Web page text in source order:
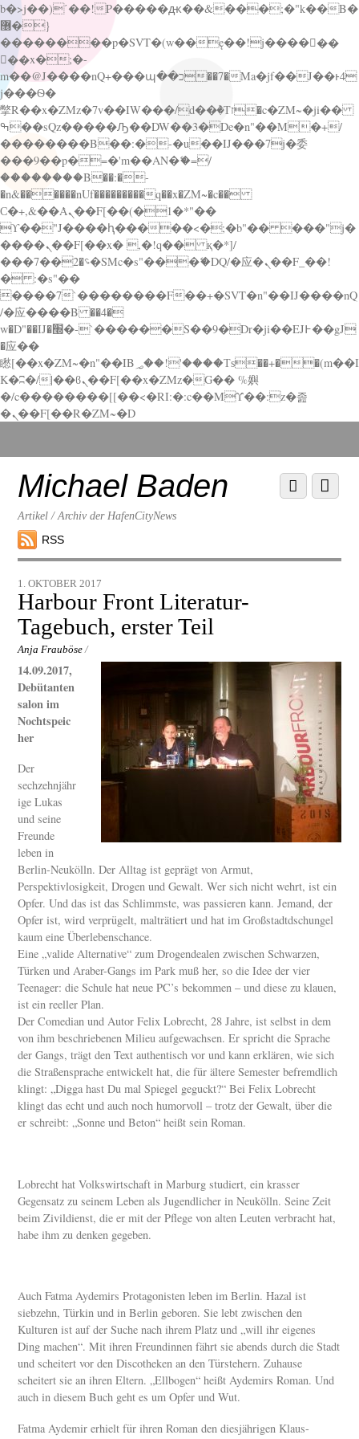
b�>j��)΄��!P�����ԫ��&���;�"k��B�
޶�}
��������p�SVT�(w��ę��!j������
��x�;�-
m��@J����nQ+���պ��כ��7�Ma�jf��J��ͱ4
j���Ѳ�
撆R��x�ZMz�7v��IW���/d��ٞ�Тז�c�ZM~�ji��
ߒ��sQz�����Ԡ��DW��3�De�n"��M�+/
��������B��:�-�u��IJ���7j�委
���9��p�=�'m��AN�ޭ�=/
��������B��:�-
�n&������nUf���������q��x�ZM~�c��
Ϲ�+,&��Ὰܢ��F[��(�1�*"��
ϒ��"J����ԧ�����<�;�b"�� ���"j�
����ܢ��F[��x� ,�!q�� қ�*]/
���؝�2��7�SMc�s"���ޭ�DQ/�应�ܢ��F_��!
� :�s"��
����7`��������F��+�SVT�n"��IJ����nQ
/�应����B ��4�
w�D"��IJ�׭�-`������S��9�Dr�ji��EJ߅��gJ
�应��
矁[��x�ZM~�n"��IB؃��!'����Тѕ��+��(m��I
K�ʭ�/|��ϐܢ��F[��x�ZMz�G�� %嬩
�/c��������[[��<�RI:�:c��MΎ��:z�졾
�ܢ��F[��R�ZM~�D
down
contentMichael Baden
Artikel / Archiv der HafenCityNews
RSS
Menu
Scroll
down
1. OKTOBER 2017
Harbour Front Literatur-
Tagebuch, erster Teil
Anja Frauböse /
14.09.2017,
Debütanten
salon im
Nochtspeic
her
Der
sechzehnjähr
ige Lukas
und seine
Freunde
leben in
Berlin-Neukölln. Der Alltag ist geprägt von Armut,
Perspektivlosigkeit, Drogen und Gewalt. Wer sich nicht wehrt, ist ein
Opfer. Und das ist das Schlimmste, was passieren kann. Jemand, der
Opfer ist, wird verprügelt, malträtiert und hat im Großstadtdschungel
kaum eine Überlebenschance.
Eine „valide Alternative“ zum Drogendealen zwischen Schwarzen,
Türken und Araber-Gangs im Park muß her, so die Idee der vier
Teenager: die Schule hat neue PC’s bekommen – und diese zu klauen,
ist ein reeller Plan.
Der Comedian und Autor Felix Lobrecht, 28 Jahre, ist selbst in dem
von ihm beschriebenen Milieu aufgewachsen. Er spricht die Sprache
der Gangs, trägt den Text authentisch vor und kann erklären, wie sich
die Straßensprache entwickelt hat, die für ältere Semester befremdlich
klingt: „Digga hast Du mal Spiegel geguckt?“ Bei Felix Lobrecht
klingt das echt und auch noch humorvoll – trotz der Gewalt, über die
er schreibt: „Sonne und Beton“ heißt sein Roman.
Lobrecht hat Volkswirtschaft in Marburg studiert, ein krasser
Gegensatz zu seinem Leben als Jugendlicher in Neukölln. Seine Zeit
beim Zivildienst, die er mit der Pflege von alten Leuten verbracht hat,
habe ihm zu denken gegeben.
Auch Fatma Aydemirs Protagonisten leben im Berlin. Hazal ist
siebzehn, Türkin und in Berlin geboren. Sie lebt zwischen den
Kulturen ist auf der Suche nach ihrem Platz und „will ihr eigenes
Ding machen“. Mit ihren Freundinnen fährt sie abends durch die Stadt
und scheitert vor den Discotheken an den Türstehern. Zuhause
scheitert sie an ihren Eltern. „Ellbogen“ heißt Aydemirs Roman. Und
auch in diesem Buch geht es um Opfer und Wut.
Fatma Aydemir erhielt für ihren Roman den diesjährigen Klaus-